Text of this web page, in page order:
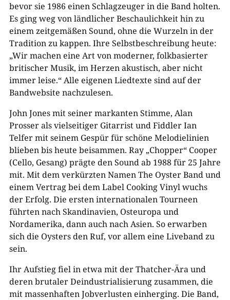
bevor sie 1986 einen Schlagzeuger in die Band holten.
Es ging weg von ländlicher Beschaulichkeit hin zu
einem zeitgemäßen Sound, ohne die Wurzeln in der
Tradition zu kappen. Ihre Selbstbeschreibung heute:
„Wir machen eine Art von moderner, folkbasierter
britischer Musik, im Herzen akustisch, aber nicht
immer leise.“ Alle eigenen Liedtexte sind auf der
Bandwebsite nachzulesen.
John Jones mit seiner markanten Stimme, Alan
Prosser als vielseitiger Gitarrist und Fiddler Ian
Telfer mit seinem Gespür für schöne Melodielinien
blieben bis heute beisammen. Ray „Chopper“ Cooper
(Cello, Gesang) prägte den Sound ab 1988 für 25 Jahre
mit. Mit dem verkürzten Namen The Oyster Band und
einem Vertrag bei dem Label Cooking Vinyl wuchs
der Erfolg. Die ersten internationalen Tourneen
führten nach Skandinavien, Osteuropa und
Nordamerika, dann auch nach Asien. So erwarben
sich die Oysters den Ruf, vor allem eine Liveband zu
sein.
Ihr Aufstieg fiel in etwa mit der Thatcher-Ära und
deren brutaler Deindustrialisierung zusammen, die
mit massenhaften Jobverlusten einherging. Die Band,